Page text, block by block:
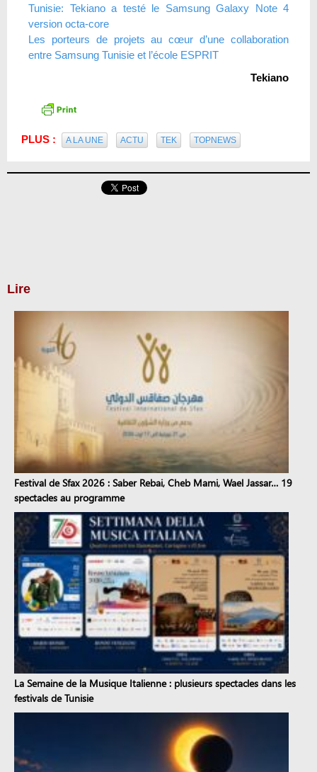
Tunisie: Tekiano a testé le Samsung Galaxy Note 4
version octa-core
Les porteurs de projets au cœur d’une collaboration
entre Samsung Tunisie et l’école ESPRIT
Tekiano
PLUS : A LA UNE ACTU TEK TOPNEWS
Lire
Festival de Sfax 2026 : Saber Rebai, Cheb Mami, Wael Jassar… 19
spectacles au programme
La Semaine de la Musique Italienne : plusieurs spectacles dans les
festivals de Tunisie